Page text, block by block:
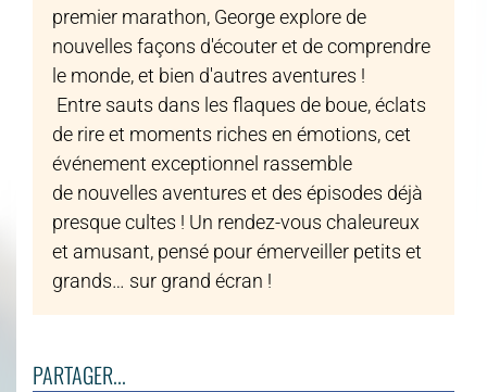
premier marathon, George explore de
nouvelles façons d'écouter et de comprendre
le monde, et bien d'autres aventures !
Entre sauts dans les flaques de boue, éclats
de rire et moments riches en émotions, cet
événement exceptionnel rassemble
de nouvelles aventures et des épisodes déjà
presque cultes ! Un rendez-vous chaleureux
et amusant, pensé pour émerveiller petits et
grands… sur grand écran !
PARTAGER...